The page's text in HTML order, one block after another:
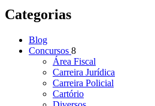
Categorias
Blog
Concursos 8
Área Fiscal
Carreira Jurídica
Carreira Policial
Cartório